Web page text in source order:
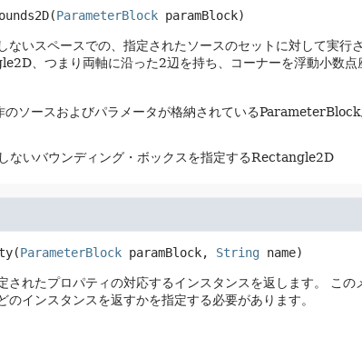
(ParameterBlock paramBlock)
ないスペースでの、指定されたソースのセットに対して実
、つまり両軸に沿った2辺を持ち、コーナーを浮動小数点
ソースおよびパラメータが格納されているParameterBlock
ないバウンディング・ボックスを指定するRectangle2D
(ParameterBlock paramBlock, String name)
されたプロパティの対応するインスタンスを返します。
この
のインスタンスを返すかを指定する必要があります。